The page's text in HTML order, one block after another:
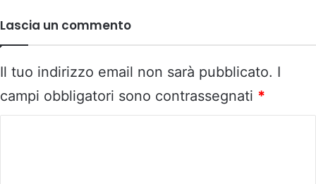
Lascia un commento
Il tuo indirizzo email non sarà pubblicato. I
campi obbligatori sono contrassegnati *